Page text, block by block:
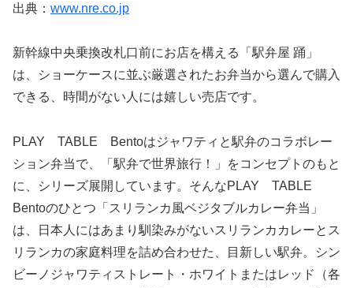
出典： www.nre.co.jp
新幹線中央乗換改札口前にお店を構える「駅弁屋 踊」
は、ショーケースに並ぶ厳選されたお弁当から選んで購入
できる、時間がない人には嬉しい売店です。
PLAY TABLE Bentoはジャワティと駅弁のコラボレー
ション弁当で、「駅弁で世界旅行！」をコンセプトのもと
に、シリーズ展開しています。そんなPLAY TABLE
Bentoのひとつ「スリランカ風ベジタブルカレー弁当」
は、日本人にはあまり馴染みがないスリランカカレーとス
リランカの家庭料理を詰め合わせた、目新しい駅弁。シン
ビーノジャワティストレート・ホワイトまたはレッド（各